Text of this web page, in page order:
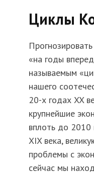
Циклы
«на годы
называемым
нашего
20-х годах XX
крупнейшие
вплоть до 2010
XIX века,
проблемы с
сейчас мы